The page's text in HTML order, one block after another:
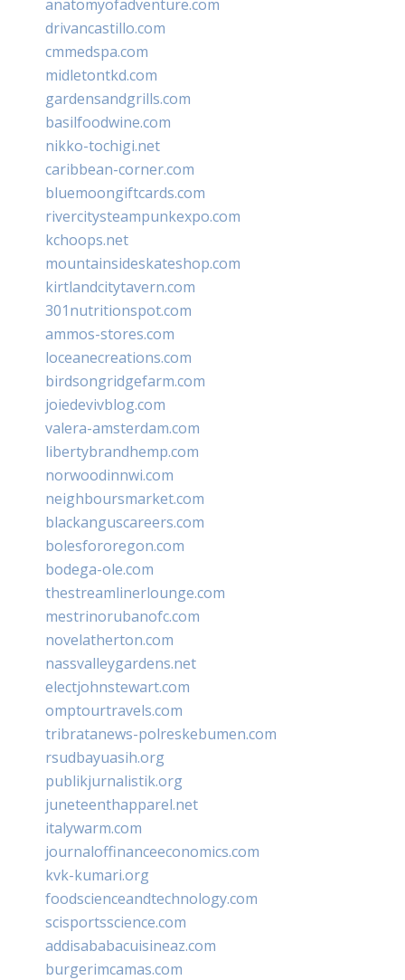
anatomyofadventure.com
drivancastillo.com
cmmedspa.com
midletontkd.com
gardensandgrills.com
basilfoodwine.com
nikko-tochigi.net
caribbean-corner.com
bluemoongiftcards.com
rivercitysteampunkexpo.com
kchoops.net
mountainsideskateshop.com
kirtlandcitytavern.com
301nutritionspot.com
ammos-stores.com
loceanecreations.com
birdsongridgefarm.com
joiedevivblog.com
valera-amsterdam.com
libertybrandhemp.com
norwoodinnwi.com
neighboursmarket.com
blackanguscareers.com
bolesfororegon.com
bodega-ole.com
thestreamlinerlounge.com
mestrinorubanofc.com
novelatherton.com
nassvalleygardens.net
electjohnstewart.com
omptourtravels.com
tribratanews-polreskebumen.com
rsudbayuasih.org
publikjurnalistik.org
juneteenthapparel.net
italywarm.com
journaloffinanceeconomics.com
kvk-kumari.org
foodscienceandtechnology.com
scisportsscience.com
addisababacuisineaz.com
burgerimcamas.com